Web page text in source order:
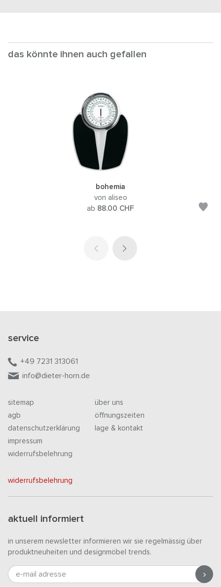
das könnte ihnen auch gefallen
bohemia
von aliseo
ab 88.00 CHF
service
+49 7231 313061
info@dieter-horn.de
sitemap
agb
datenschutzerklärung
impressum
widerrufsbelehrung
über uns
öffnungszeiten
lage & kontakt
widerrufsbelehrung
aktuell informiert
in unserem newsletter informieren wir sie regelmässig über
produktneuheiten und designmöbel trends.
e-mail adresse